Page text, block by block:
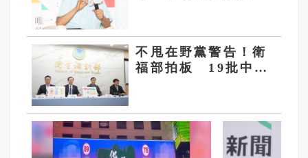
不甩在野黨警告！衛
福部拍板 19批中聯